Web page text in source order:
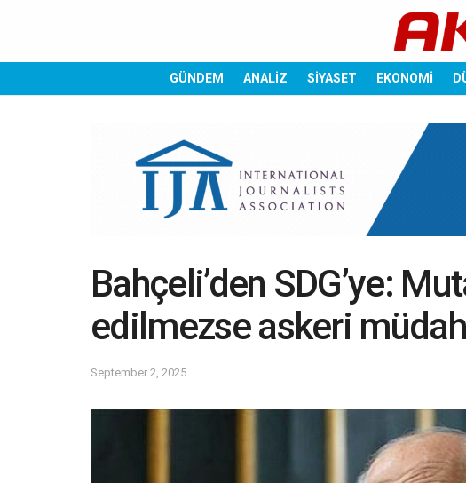
GÜNDEM ANALİZ SİYASET EKONOMİ
Bahçeli’den SDG’ye:
edilmezse askeri
September 2, 2025